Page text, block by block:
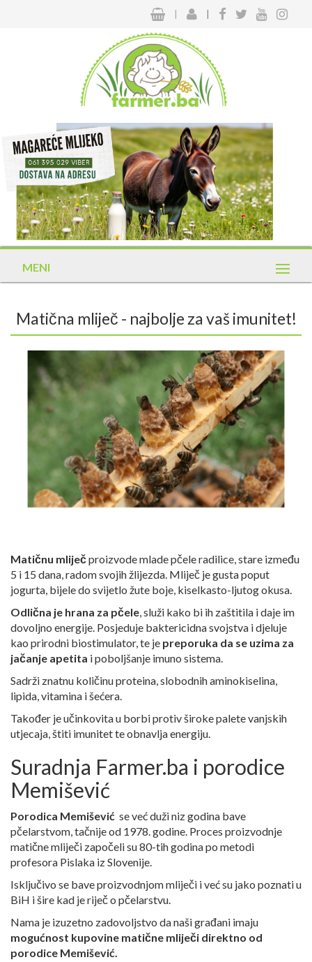
| |
MENI
Matična mliječ - najbolje za vaš imunitet!
Matičnu mliječproizvode mlade pčele radilice, stare između
5 i 15 dana, radom svojih žlijezda. Mliječ je gusta poput
jogurta, bijele do svijetlo žute boje, kiselkasto-ljutog okusa.
Odlična je hrana za pčele, služi kako bi ih zaštitila i daje im
dovoljno energije. Posjeduje baktericidna svojstva i djeluje
kao prirodni biostimulator, te je preporuka da se uzima za
jačanje apetita i poboljšanje imuno sistema.
Sadrži znatnu količinu proteina, slobodnih aminokiselina,
lipida, vitamina i šećera.
Također je učinkovita u borbi protiv široke palete vanjskih
utjecaja, štiti imunitet te obnavlja energiju.
Suradnja Farmer.ba i porodice
Memišević
Porodica Memišević se već duži niz godina bave
pčelarstvom, tačnije od 1978. godine. Proces proizvodnje
matične mliječi započeli su 80-tih godina po metodi
profesora Pislaka iz Slovenije.
Isključivo se bave proizvodnjom mliječi i već su jako poznati u
BiH i šire kad je riječ o pčelarstvu.
Nama je izuzetno zadovoljstvo da naši građani imaju
mogućnost kupovine matične mliječi direktno od
porodice Memišević.